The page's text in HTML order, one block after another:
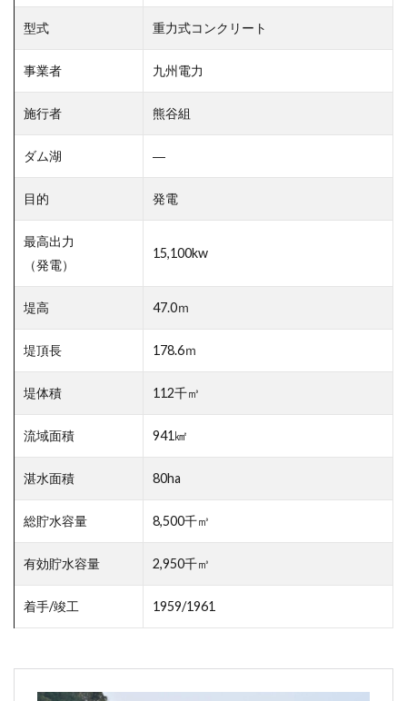
型式 重力式コンクリート
事業者 九州電力
施行者 熊谷組
ダム湖 ―
目的 発電
最高出力
（発電）
15,100kw
堤高 47.0ｍ
堤頂長 178.6ｍ
堤体積 112千㎥
流域面積 941㎢
湛水面積 80ha
総貯水容量 8,500千㎥
有効貯水容量 2,950千㎥
着手/竣工 1959/1961